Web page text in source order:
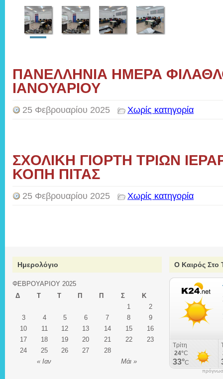
ΠΑΝΕΛΛΗΝΙΑ ΗΜΕΡΑ
ΙΑΝΟΥΑΡΙΟΥ
25 Φεβρουαρίου 2025 Χωρίς κατηγορία
ΣΧΟΛΙΚΗ ΓΙΟΡΤΗ ΤΡΙΩΝ
ΚΟΠΗ ΠΙΤΑΣ
25 Φεβρουαρίου 2025 Χωρίς κατηγορία
Ημερολόγιο
ΦΕΒΡΟΥΑΡΊΟΥ 2025
Δ
Τ Τ Π Π Σ Κ
« Ιαν Μάι »
1
2
3
4 5 6 7 8
9
10
11 12 13 14 15
16
17
18 19 20 21 22
23
24
25 26 27 28
Ο Καιρός Στο